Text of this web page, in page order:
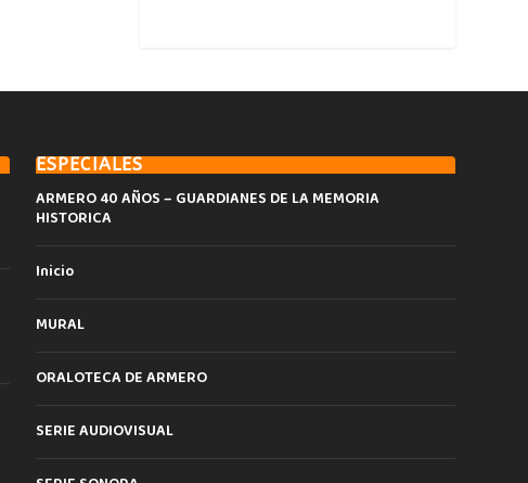
ESPECIALES
ARMERO 40 AÑOS – GUARDIANES DE LA MEMORIA
HISTORICA
Inicio
MURAL
ORALOTECA DE ARMERO
SERIE AUDIOVISUAL